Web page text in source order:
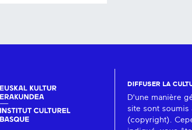
DIFFUSER LA
D'une manière
site sont soumis
(copyright).